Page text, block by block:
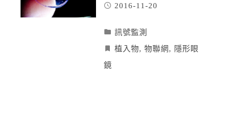
2016-11-20
訊號監測
植入物, 物聯網, 隱形眼
鏡